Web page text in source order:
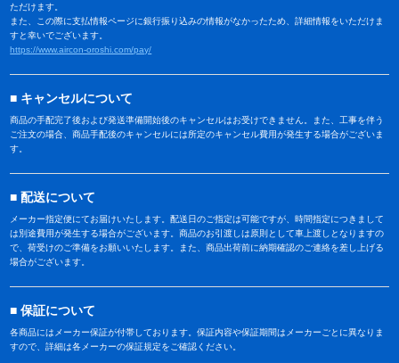
ただけます。
また、この際に支払情報ページに銀行振り込みの情報がなかったため、詳細情報をいただけま
すと幸いでございます。
https://www.aircon-oroshi.com/pay/
キャンセルについて
商品の手配完了後および発送準備開始後のキャンセルはお受けできません。また、工事を伴う
ご注文の場合、商品手配後のキャンセルには所定のキャンセル費用が発生する場合がございま
す。
配送について
メーカー指定便にてお届けいたします。配送日のご指定は可能ですが、時間指定につきまして
は別途費用が発生する場合がございます。商品のお引渡しは原則として車上渡しとなりますの
で、荷受けのご準備をお願いいたします。また、商品出荷前に納期確認のご連絡を差し上げる
場合がございます。
保証について
各商品にはメーカー保証が付帯しております。保証内容や保証期間はメーカーごとに異なりま
すので、詳細は各メーカーの保証規定をご確認ください。